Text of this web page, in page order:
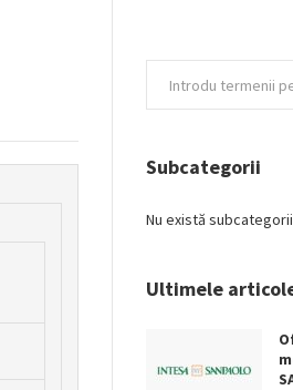
Subcategorii
Nu există subcategorii
Ultimele